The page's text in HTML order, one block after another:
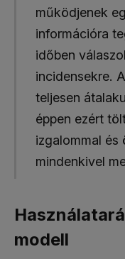
működjenek
információra
időben
incidensekre.
teljesen
éppen ezért
izgalommal és
mindenkivel
modell